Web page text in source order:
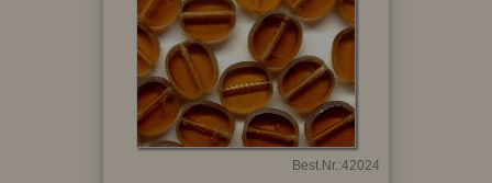
Best.Nr.:42024